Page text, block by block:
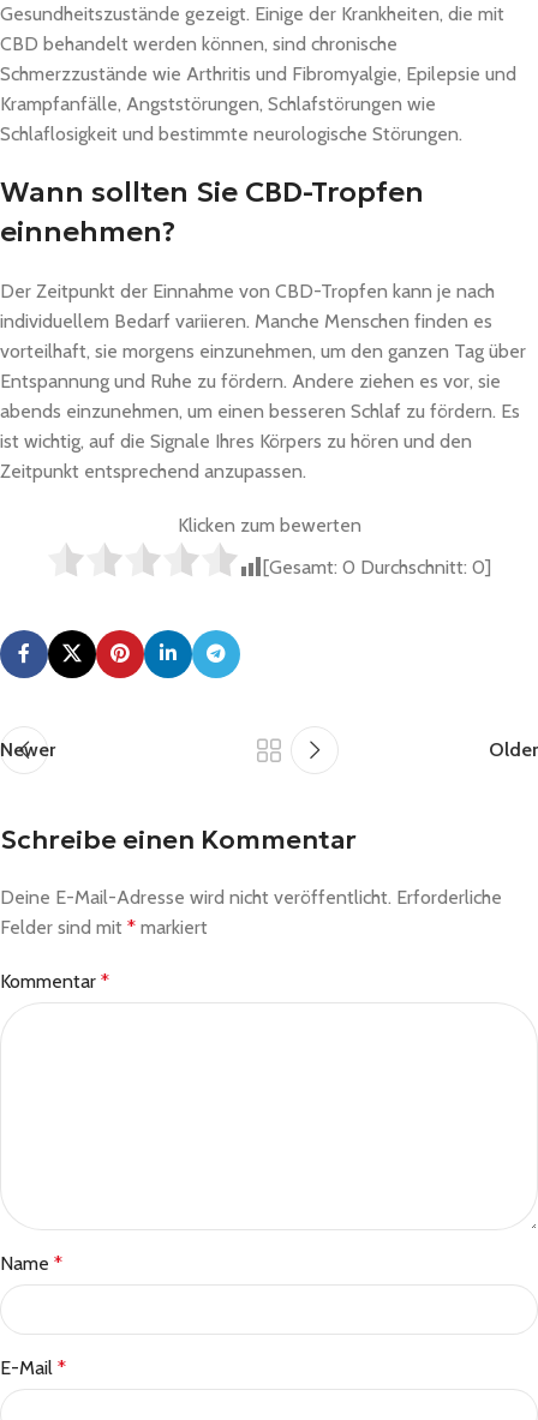
Gesundheitszustände gezeigt. Einige der Krankheiten, die mit
CBD behandelt werden können, sind chronische
Schmerzzustände wie Arthritis und Fibromyalgie, Epilepsie und
Krampfanfälle, Angststörungen, Schlafstörungen wie
Schlaflosigkeit und bestimmte neurologische Störungen.
Wann sollten Sie CBD-Tropfen
einnehmen?
Der Zeitpunkt der Einnahme von CBD-Tropfen kann je nach
individuellem Bedarf variieren. Manche Menschen finden es
vorteilhaft, sie morgens einzunehmen, um den ganzen Tag über
Entspannung und Ruhe zu fördern. Andere ziehen es vor, sie
abends einzunehmen, um einen besseren Schlaf zu fördern. Es
ist wichtig, auf die Signale Ihres Körpers zu hören und den
Zeitpunkt entsprechend anzupassen.
Klicken zum bewerten
[Gesamt: 0 Durchschnitt: 0]
Newer Older
Schreibe einen Kommentar
Deine E-Mail-Adresse wird nicht veröffentlicht. Erforderliche
Felder sind mit * markiert
Kommentar *
Name *
E-Mail *